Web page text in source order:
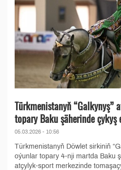
Türkmenistanyň “Galkynyş”
topary Baku şäherinde çykyş
05.03.2026 - 10:56
Türkmenistanyň Döwlet sirkiniň
oýunlar topary 4-nji martda Baku
atçylyk-sport merkezinde